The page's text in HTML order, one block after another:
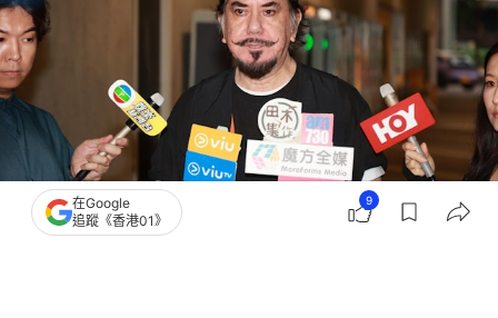
在Google
追蹤《香港01》
9